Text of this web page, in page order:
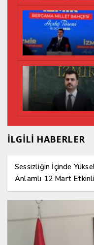
İLGİLİ HABERLER
Sessizliğin İçinde
Anlamlı 12 Mart